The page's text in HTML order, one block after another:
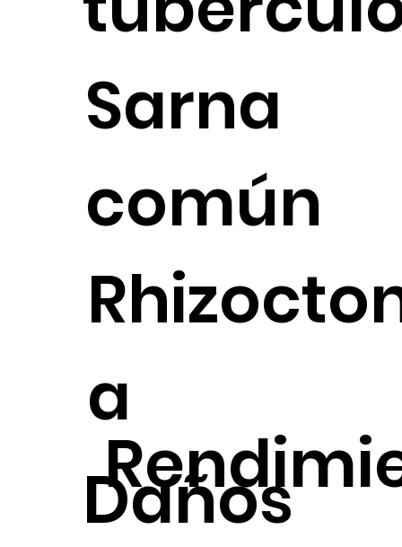
Sarna
común
Daños
a